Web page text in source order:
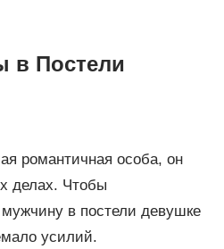
в Постели
романтичная особа, он
делах. Чтобы
мужчину в постели девушке
усилий.